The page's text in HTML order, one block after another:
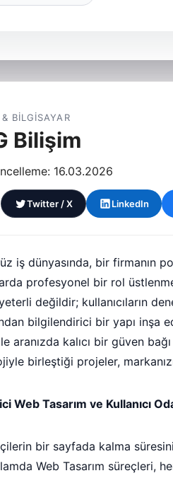
BILGISAYAR
Bilişim
16.03.2026
Twitter / X LinkedIn
iş dünyasında, bir firmanın
profesyonel bir rol
değildir; kullanıcıların
bilgilendirici bir yapı inşa
aranızda kalıcı bir güven
birleştiği projeler,
Web Tasarım ve Kullanıcı
bir sayfada kalma
Web Tasarım süreçleri,